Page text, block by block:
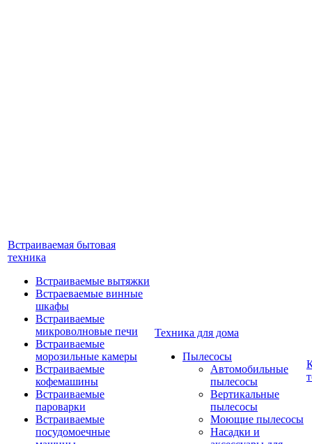
Встраиваемая бытовая
техника
Встраиваемые вытяжки
Встраеваемые винные
шкафы
Встраиваемые
микроволновые печи
Встраиваемые
морозильные камеры
Встраиваемые
кофемашины
Встраиваемые
пароварки
Встраиваемые
посудомоечные
Техника для дома
Пылесосы
Автомобильные
пылесосы
Вертикальные
пылесосы
Моющие пылесосы
Насадки и